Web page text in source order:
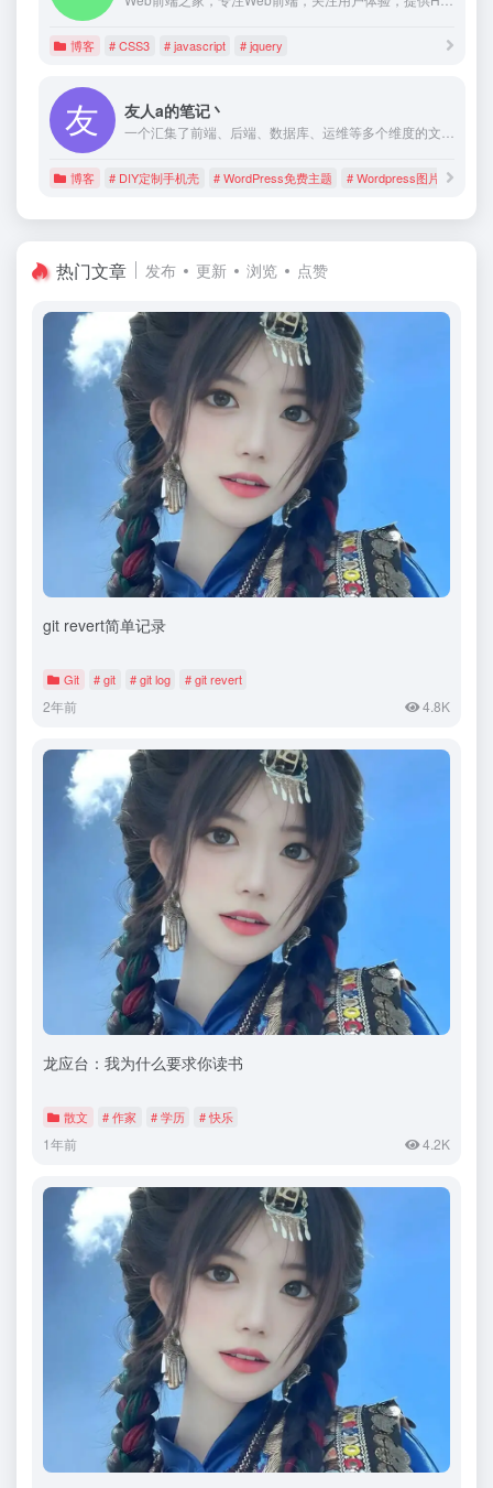
博客 # CSS3 # javascript # jquery
友人a的笔记丶
博客 # DIY定制手机壳 # WordPress免费主题 # Wordpress图片本地化
热门文章 发布 更新 浏览 点赞
git revert简单记录
Git # git # git log # git revert
2年前 4.8K
龙应台：我为什么要求你读书
散文 # 作家 # 学历 # 快乐
1年前 4.2K